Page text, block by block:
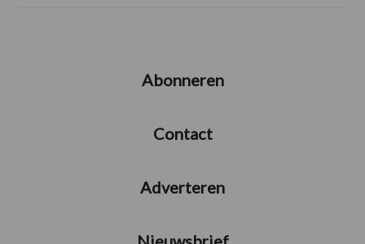
Abonneren
Contact
Adverteren